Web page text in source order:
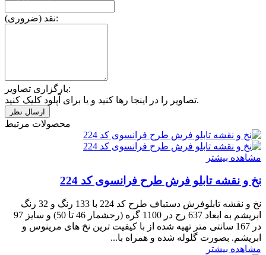
نقد (ضروری):
بارگزاری تصاویر:
تصاویر را در اینجا رها کنید و یا برای آپلود کلیک کنید.
محصولات مرتبط
مشاهده بیشتر
نخ و نقشه تابلو فرش طرح فرانسوی کد 224
نخ و نقشه تابلوفرش دستباف طرح کد 224 با 133 رنگ و 32 رنگ
ابریشم به ابعاد 637 رج در 1100 گره (رجشمار 46 تا 50) و سایز 97
در 167 سانتی متر تهیه شده از با کیفیت ترین نخ های مرینوس و
ابریشم. بصورت گلوله شده و همراه با...
مشاهده بیشتر